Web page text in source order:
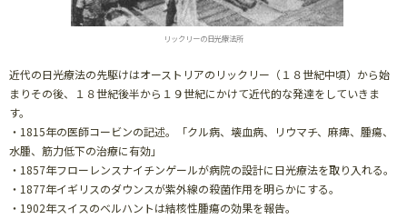
リックリーの日光療法所
近代の日光療法の先駆けはオーストリアのリックリー（１８世紀中頃）から始
まりその後、１８世紀後半から１９世紀にかけて近代的な発達をしていきま
す。
・1815年の医師コービンの記述。「クル病、壊血病、リウマチ、麻痺、腫瘍、
水腫、筋力低下の治療に有効」
・1857年フローレンスナイチンゲールが病院の設計に日光療法を取り入れる。
・1877年イギリスのダウンスが紫外線の殺菌作用を明らかにする。
・1902年スイスのベルハントは結核性腫瘍の効果を報告。